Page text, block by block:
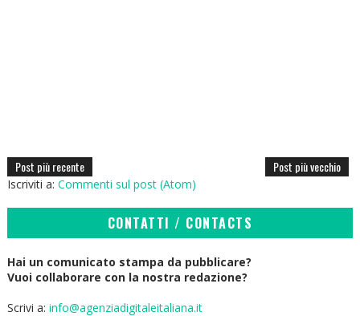
Post più recente Post più vecchio
Iscriviti a: Commenti sul post (Atom)
CONTATTI / CONTACTS
Hai un comunicato stampa da pubblicare?
Vuoi collaborare con la nostra redazione?
Scrivi a: info@agenziadigitaleitaliana.it